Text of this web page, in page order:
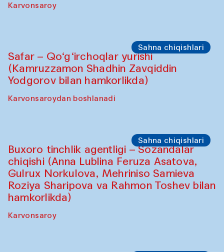
Karvonsaroy
Sahna chiqishlari
Safar – Qo‘g‘irchoqlar yurishi
(Kamruzzamon Shadhin Zavqiddin
Yodgorov bilan hamkorlikda)
Karvonsaroydan boshlanadi
Sahna chiqishlari
Buxoro tinchlik agentligi – Sozandalar
chiqishi (Anna Lublina Feruza Asatova,
Gulrux Norkulova, Mehriniso Samieva
Roziya Sharipova va Rahmon Toshev bilan
hamkorlikda)
Karvonsaroy